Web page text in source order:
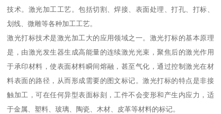
技术。激光加工工艺。包括切割、焊接、表面处理、打孔、打标、
划线、微雕等各种加工工艺。
激光打标技术是激光加工大的应用领域之一。激光打标的基本原理
是，由激光发生器生成高能量的连续激光光束，聚焦后的激光作用
于承印材料，使表面材料瞬间熔融，甚至气化，通过控制激光在材
料表面的路径，从而形成需要的图文标记。激光打标的特点是非接
触加工，可在任何异型表面标刻，工件不会变形和产生内应力，适
于金属、塑料、玻璃、陶瓷、木材、皮革等材料的标记。